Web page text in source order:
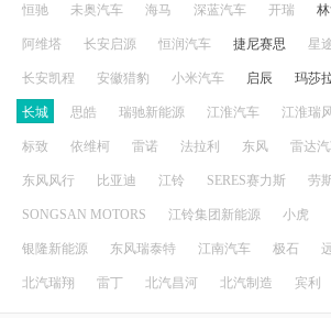
恒驰 未奥汽车 海马 深蓝汽车 开瑞
阿维塔 长安启源 恒润汽车 捷尼赛思 星
长安凯程 安徽猎豹 小米汽车 启辰 玛莎
长城 思皓 瑞驰新能源 江淮汽车 江淮瑞
标致 依维柯 雷诺 法拉利 东风 雷达
东风风行 比亚迪 江铃 SERES赛力斯 劳
SONGSAN MOTORS 江铃集团新能源 小虎
银隆新能源 东风瑞泰特 江南汽车 极石
北汽瑞翔 雷丁 北汽昌河 北汽制造 宾利